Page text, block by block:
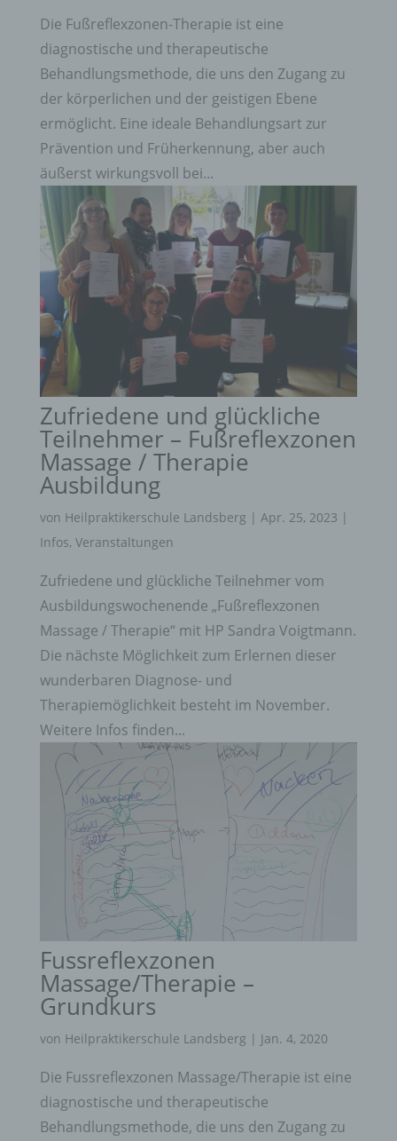
Die Fußreflexzonen-Therapie ist eine
diagnostische und therapeutische
Behandlungsmethode, die uns den Zugang zu
der körperlichen und der geistigen Ebene
ermöglicht. Eine ideale Behandlungsart zur
Prävention und Früherkennung, aber auch
äußerst wirkungsvoll bei...
Zufriedene und glückliche
Teilnehmer – Fußreflexzonen
Massage / Therapie
Ausbildung
von Heilpraktikerschule Landsberg | Apr. 25, 2023 |
Infos, Veranstaltungen
Zufriedene und glückliche Teilnehmer vom
Ausbildungswochenende „Fußreflexzonen
Massage / Therapie“ mit HP Sandra Voigtmann.
Die nächste Möglichkeit zum Erlernen dieser
wunderbaren Diagnose- und
Therapiemöglichkeit besteht im November.
Weitere Infos finden...
Fussreflexzonen
Massage/Therapie –
Grundkurs
von Heilpraktikerschule Landsberg | Jan. 4, 2020
Die Fussreflexzonen Massage/Therapie ist eine
diagnostische und therapeutische
Behandlungsmethode, die uns den Zugang zu